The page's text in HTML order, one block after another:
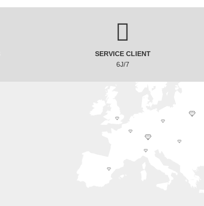
SERVICE CLIENT
6J/7